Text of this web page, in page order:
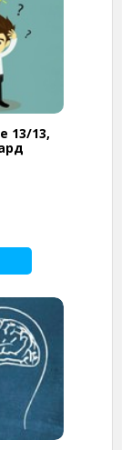
13/13,